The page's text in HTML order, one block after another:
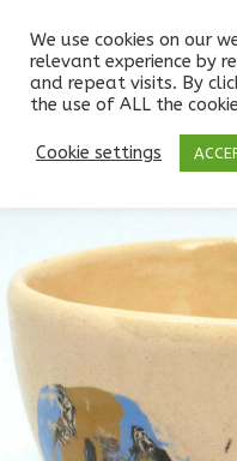
Boutique / BOLS / BOLS
We use cookies on our
relevant experience by
and repeat visits. By
the use of ALL the
Cookie settings